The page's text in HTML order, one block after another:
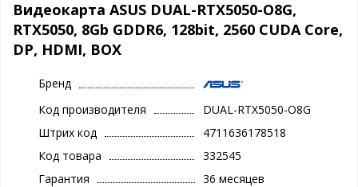
Видеокарта ASUS DUAL-RTX5050-O8G,
RTX5050, 8Gb GDDR6, 128bit, 2560 CUDA Core,
DP, HDMI, BOX
Бренд
Код производителя
DUAL-RTX5050-O8G
Штрих код
4711636178518
Код товара
332545
Гарантия
36 месяцев